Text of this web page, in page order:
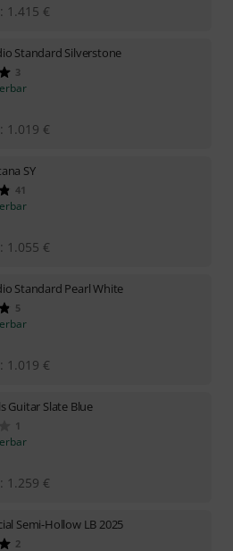
1.415 €
Standard Silverstone
3
1.019 €
SY
41
1.055 €
Standard Pearl White
5
1.019 €
Guitar Slate Blue
1
1.259 €
Semi-Hollow LB 2025
2